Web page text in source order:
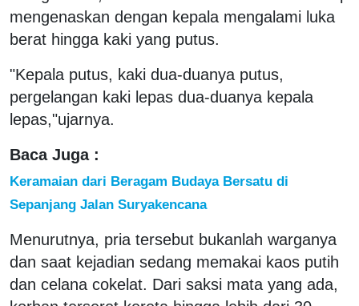
mengenaskan dengan kepala mengalami luka
berat hingga kaki yang putus.
"Kepala putus, kaki dua-duanya putus,
pergelangan kaki lepas dua-duanya kepala
lepas,"ujarnya.
Baca Juga :
Keramaian dari Beragam Budaya Bersatu di
Sepanjang Jalan Suryakencana
Menurutnya, pria tersebut bukanlah warganya
dan saat kejadian sedang memakai kaos putih
dan celana cokelat. Dari saksi mata yang ada,